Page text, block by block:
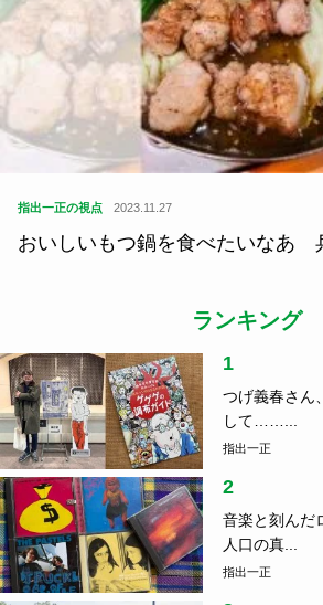
指出一正の視点 2023.11.27
おいしいもつ鍋を食べたいなあ
ランキング
1
つげ義春さん
して……...
指出一正
2
音楽と刻んだ
人口の真...
指出一正